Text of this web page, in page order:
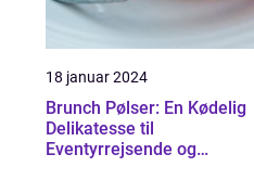
18 januar 2024
Brunch Pølser: En Kødelig
Delikatesse til
Eventyrrejsende og